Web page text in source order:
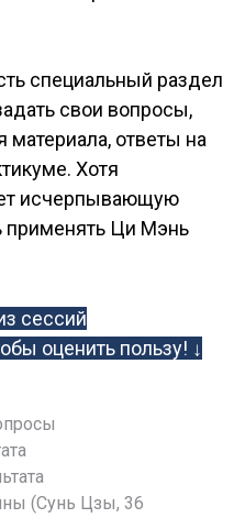
специальный раздел
свои вопросы,
материала, ответы на
Хотя
исчерпывающую
применять Ци Мэнь
сессий
оценить пользу! ↓
(Сунь Цзы, 36